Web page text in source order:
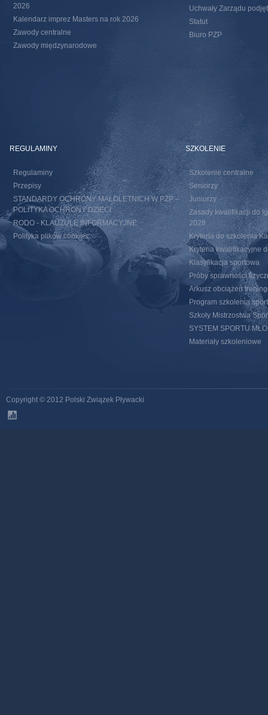
2026
Kalendarz imprez Masters na rok 2026
Zawody centralne
Zawody międzynarodowe
Uchwały Zarządu
Statut
Biuro PZP
REGULAMINY
Regulaminy
Przepisy
STANDARDY OCHRONY MAŁOLETNICH W PZP –
POLITYKA OCHRONY DZIECI
RODO - KLAUZULE INFORMACYJNE
Polityka plików cookies
SZKOLENIE
Szkolenie centralne
Seniorzy
Juniorzy
Zasady kwalifikacji do
2028
Kryteria do szkolenia
Kryteria kwalifikacyjne
Klasyfikacja sportowa
Próby sprawności
Arkusz obciążeń
Program szkolenia
Szkoły Mistrzostwa
SYSTEM SPORTU
Materiały szkoleniowe
Copyright © 2012 Polski Związek Pływacki